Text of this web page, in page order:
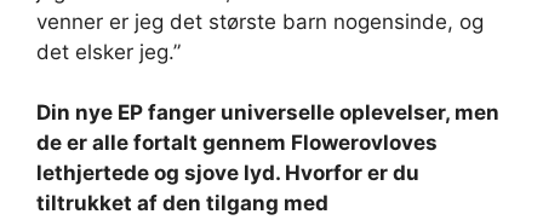
venner er jeg det største barn nogensinde, og
det elsker jeg.”
Din nye EP fanger universelle oplevelser, men
de er alle fortalt gennem Flowerovloves
lethjertede og sjove lyd. Hvorfor er du
tiltrukket af den tilgang med